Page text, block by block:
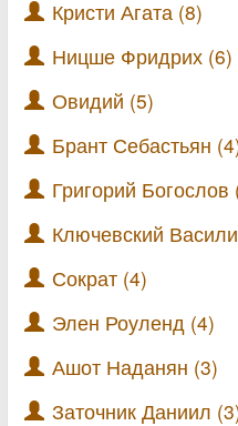
Кристи Агата (8)
Ницше Фридрих (6)
Овидий (5)
Брант Себастьян
Григорий Богослов
Ключевский
Сократ (4)
Элен Роуленд (4)
Ашот Наданян (3)
Заточник Даниил